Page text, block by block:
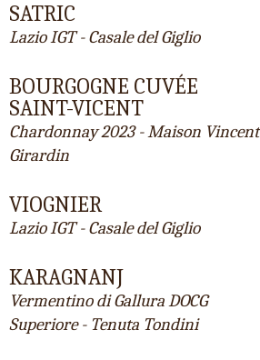
SATRIC
Lazio IGT - Casale del Giglio
BOURGOGNE CUVÉE
SAINT-VICENT
Chardonnay 2023 - Maison Vincent
Girardin
VIOGNIER
Lazio IGT - Casale del Giglio
KARAGNANJ
Vermentino di Gallura DOCG
Superiore - Tenuta Tondini